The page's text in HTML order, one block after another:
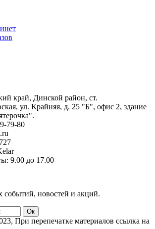
край, Динской район, ст.
ул. Крайняя, д. 25 "Б", офис 2, здание
79-80
9.00 до 17.00
событий, новостей и акций.
При перепечатке материалов ссылка на